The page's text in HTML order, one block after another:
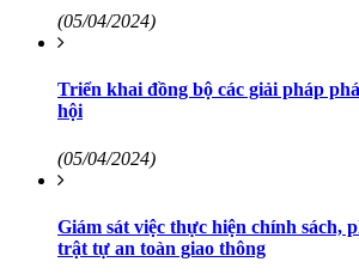
(05/04/2024)
Triển khai đồng bộ các giải pháp
hội
(05/04/2024)
Giám sát việc thực hiện chính sách,
trật tự an toàn giao thông